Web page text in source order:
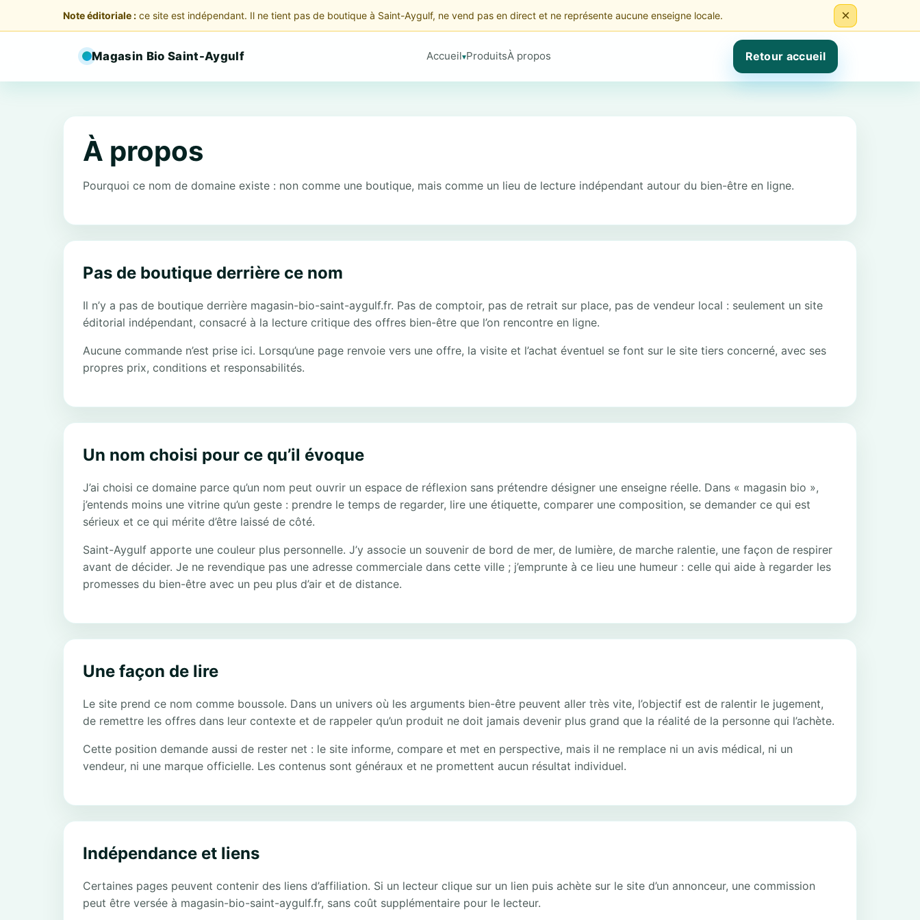
Note éditoriale : ce site est indépendant. Il ne tient pas de boutique à Saint-Aygulf, ne vend pas en direct et ne représente aucune enseigne locale. ×
Magasin Bio Saint-Aygulf Accueil ProduitsÀ propos Retour accueil
À propos
Pourquoi ce nom de domaine existe : non comme une boutique, mais comme un lieu de lecture indépendant autour du bien-être en ligne.
Pas de boutique derrière ce nom
Il n’y a pas de boutique derrière magasin-bio-saint-aygulf.fr. Pas de comptoir, pas de retrait sur place, pas de vendeur local : seulement un site
éditorial indépendant, consacré à la lecture critique des offres bien-être que l’on rencontre en ligne.
Aucune commande n’est prise ici. Lorsqu’une page renvoie vers une offre, la visite et l’achat éventuel se font sur le site tiers concerné, avec ses
propres prix, conditions et responsabilités.
Un nom choisi pour ce qu’il évoque
J’ai choisi ce domaine parce qu’un nom peut ouvrir un espace de réflexion sans prétendre désigner une enseigne réelle. Dans « magasin bio »,
j’entends moins une vitrine qu’un geste : prendre le temps de regarder, lire une étiquette, comparer une composition, se demander ce qui est
sérieux et ce qui mérite d’être laissé de côté.
Saint-Aygulf apporte une couleur plus personnelle. J’y associe un souvenir de bord de mer, de lumière, de marche ralentie, une façon de respirer
avant de décider. Je ne revendique pas une adresse commerciale dans cette ville ; j’emprunte à ce lieu une humeur : celle qui aide à regarder les
promesses du bien-être avec un peu plus d’air et de distance.
Une façon de lire
Le site prend ce nom comme boussole. Dans un univers où les arguments bien-être peuvent aller très vite, l’objectif est de ralentir le jugement,
de remettre les offres dans leur contexte et de rappeler qu’un produit ne doit jamais devenir plus grand que la réalité de la personne qui l’achète.
Cette position demande aussi de rester net : le site informe, compare et met en perspective, mais il ne remplace ni un avis médical, ni un
vendeur, ni une marque officielle. Les contenus sont généraux et ne promettent aucun résultat individuel.
Indépendance et liens
Certaines pages peuvent contenir des liens d’affiliation. Si un lecteur clique sur un lien puis achète sur le site d’un annonceur, une commission
peut être versée à magasin-bio-saint-aygulf.fr, sans coût supplémentaire pour le lecteur.